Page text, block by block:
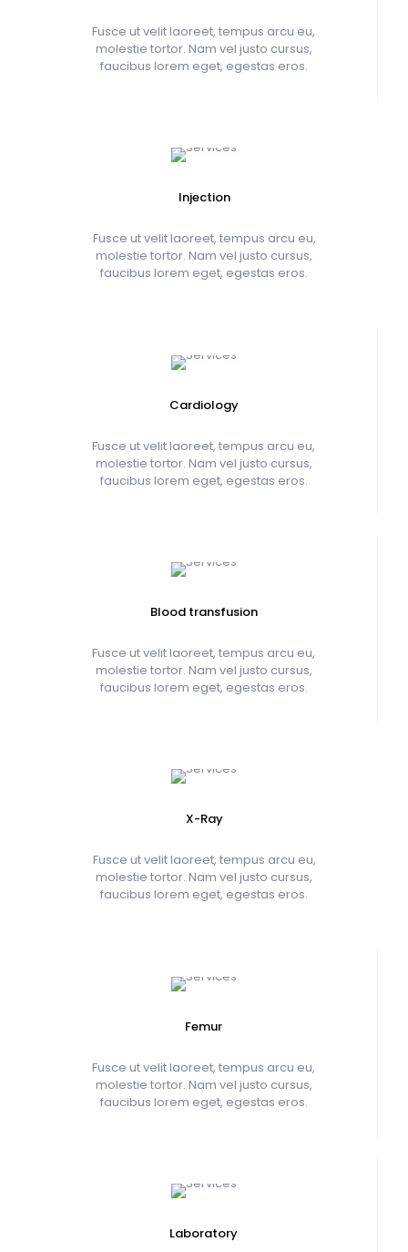
Fusce ut velit laoreet, tempus arcu eu,
molestie tortor. Nam vel justo cursus,
faucibus lorem eget, egestas eros.
Injection
Fusce ut velit laoreet, tempus arcu eu,
molestie tortor. Nam vel justo cursus,
faucibus lorem eget, egestas eros.
Cardiology
Fusce ut velit laoreet, tempus arcu eu,
molestie tortor. Nam vel justo cursus,
faucibus lorem eget, egestas eros.
Blood transfusion
Fusce ut velit laoreet, tempus arcu eu,
molestie tortor. Nam vel justo cursus,
faucibus lorem eget, egestas eros.
X-Ray
Fusce ut velit laoreet, tempus arcu eu,
molestie tortor. Nam vel justo cursus,
faucibus lorem eget, egestas eros.
Femur
Fusce ut velit laoreet, tempus arcu eu,
molestie tortor. Nam vel justo cursus,
faucibus lorem eget, egestas eros.
Laboratory